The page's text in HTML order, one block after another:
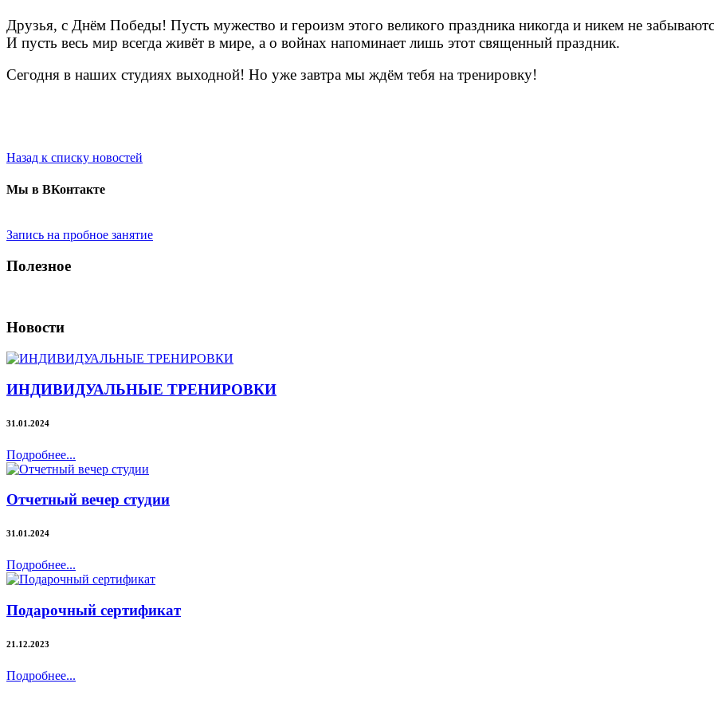
Друзья, с Днём Победы! Пусть мужество и героизм этого великого праздника никогда и никем не
И пусть весь мир всегда живёт в мире, а о войнах напоминает лишь этот священный праздник.
Сегодня в наших студиях выходной! Но уже завтра мы ждём тебя на тренировку!
Назад к списку новостей
Мы в ВКонтакте
Запись на пробное занятие
Полезное
Новости
ИНДИВИДУАЛЬНЫЕ ТРЕНИРОВКИ
31.01.2024
Подробнее...
Отчетный вечер студии
31.01.2024
Подробнее...
Подарочный сертификат
21.12.2023
Подробнее...